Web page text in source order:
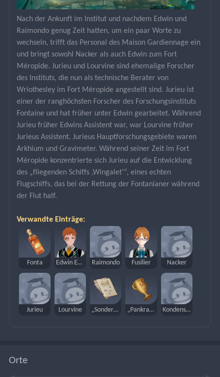
Nach der Ankunft im Institut und nachdem Edwin und
Raimondo genug Zeit hatten, um ein paar Worte zu
wechseln, trifft das Personal des Maison Gardiennage ein
und bringt sowohl Nacker als auch Edwin zum Fort
Méropide. Jurieu und Lourvine sind ehemalige Forscher
des Instituts, die nun als technische Berater von
Wriothesley im Fort Méropide angestellt sind. Jurieu ist
einer der ranghöchsten Forscher des Forschungsinstituts
Fontaine und hat früher unter Edwin gearbeitet. Während
Jurieu früher Edwins Assistent war, war Lourvine früher
Jurieus Assistent. Jurieus Hauptforschungsgebiete waren
Arkhium und Gravimeter. Während seiner Zeit im Fort
Méropide konzentrierte sich Jurieu auf die Entwicklung
des „fliegenden Schiffs ,Wingalet‘“, eines echten
Flugschiffs, das bei der Rettung der Fontanianer während
der Flut half.
Verwandte Einträge:
Fonta Edwin Eastinghouse Raimondo Fusilier Nacker
Jurieu Lourvine „Sonderbericht“ „Pankration“-Fonta-Pokal Kondensationselement des Arkhium-Inhibitors
Orte